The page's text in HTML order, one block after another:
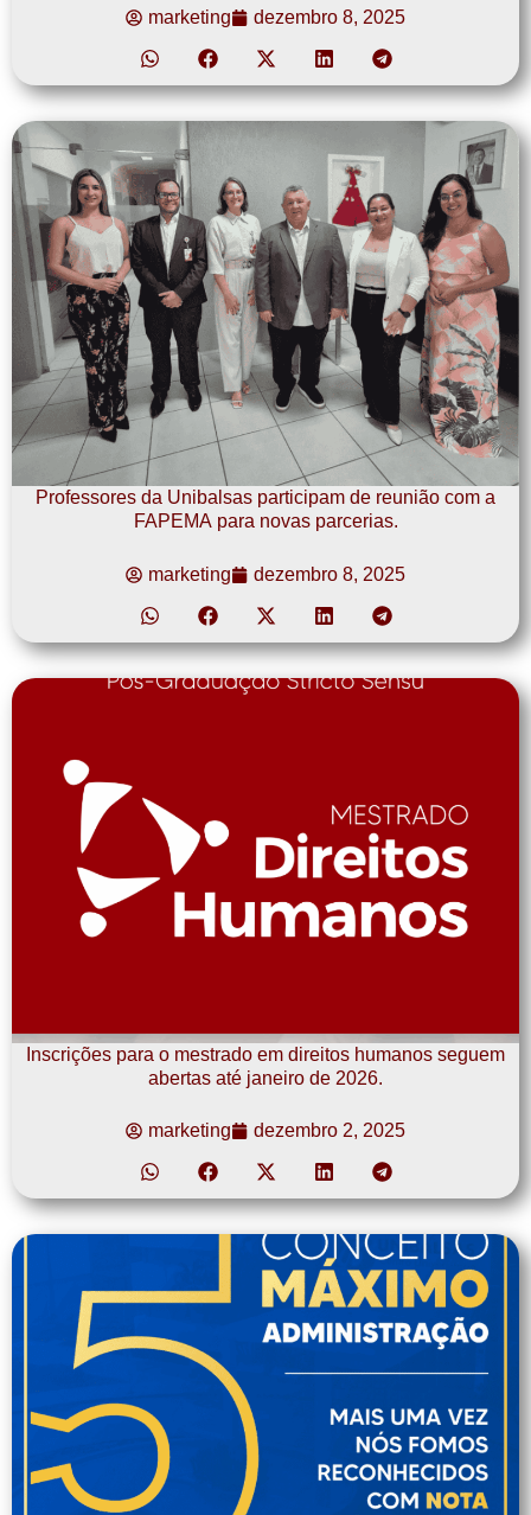
marketing dezembro 8, 2025
Professores da Unibalsas participam de reunião com a
FAPEMA para novas parcerias.
marketing dezembro 8, 2025
Inscrições para o mestrado em direitos humanos seguem
abertas até janeiro de 2026.
marketing dezembro 2, 2025